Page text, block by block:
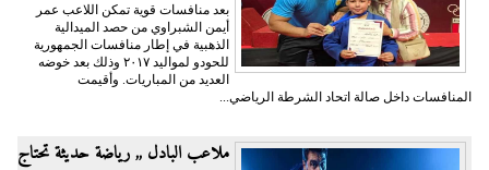
بعد منافسات قوية تمكن اللاعب عمر
أيمن الشبراوي من حصد الميدالية
الذهبية في إطار منافسات الجمهورية
للحودو لمواليد ٢٠١٧ وذلك بعد خوضه
العديد من المباريات. وأقيمت
المنافسات داخل صالة اتحاد الشرطة الرياضي...
ملاعب البادل ,, رياضة حديثة تحتاج